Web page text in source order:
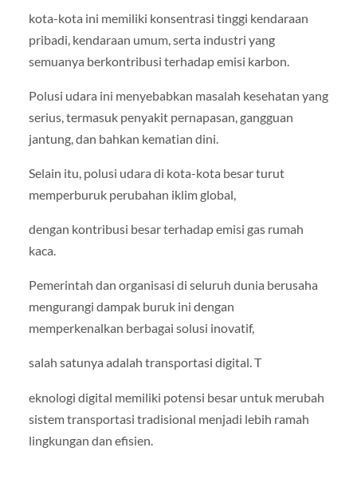
kota-kota ini memiliki konsentrasi tinggi kendaraan
pribadi, kendaraan umum, serta industri yang
semuanya berkontribusi terhadap emisi karbon.
Polusi udara ini menyebabkan masalah kesehatan yang
serius, termasuk penyakit pernapasan, gangguan
jantung, dan bahkan kematian dini.
Selain itu, polusi udara di kota-kota besar turut
memperburuk perubahan iklim global,
dengan kontribusi besar terhadap emisi gas rumah
kaca.
Pemerintah dan organisasi di seluruh dunia berusaha
mengurangi dampak buruk ini dengan
memperkenalkan berbagai solusi inovatif,
salah satunya adalah transportasi digital. T
eknologi digital memiliki potensi besar untuk merubah
sistem transportasi tradisional menjadi lebih ramah
lingkungan dan efisien.